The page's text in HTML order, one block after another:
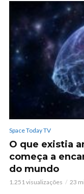
Space Today TV
O que existia
começa a
do mundo
1.251 visualizações 23